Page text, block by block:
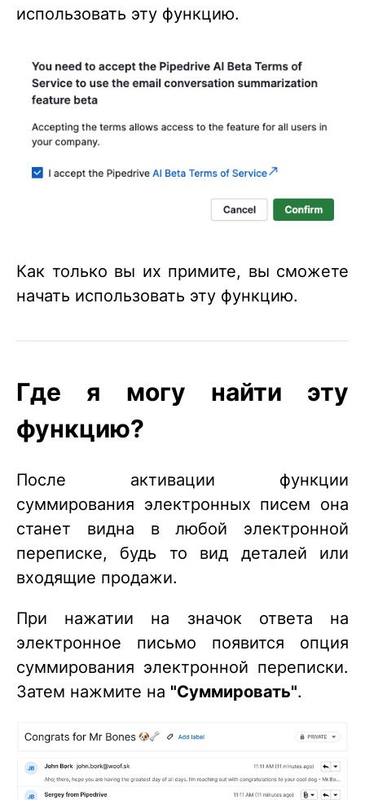
использовать эту функцию.
Как только вы их примите, вы сможете
начать использовать эту функцию.
Где я могу найти эту
функцию?
После активации функции
суммирования электронных писем она
станет видна в любой электронной
переписке, будь то вид деталей или
входящие продажи.
При нажатии на значок ответа на
электронное письмо появится опция
суммирования электронной переписки.
Затем нажмите на "Суммировать".